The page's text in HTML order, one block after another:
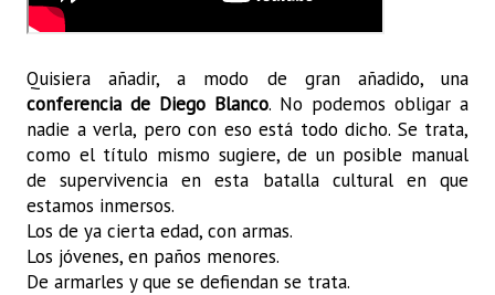
Quisiera añadir, a modo de gran añadido, una
conferencia de Diego Blanco. No podemos obligar a
nadie a verla, pero con eso está todo dicho. Se trata,
como el título mismo sugiere, de un posible manual
de supervivencia en esta batalla cultural en que
estamos inmersos.
Los de ya cierta edad, con armas.
Los jóvenes, en paños menores.
De armarles y que se defiendan se trata.